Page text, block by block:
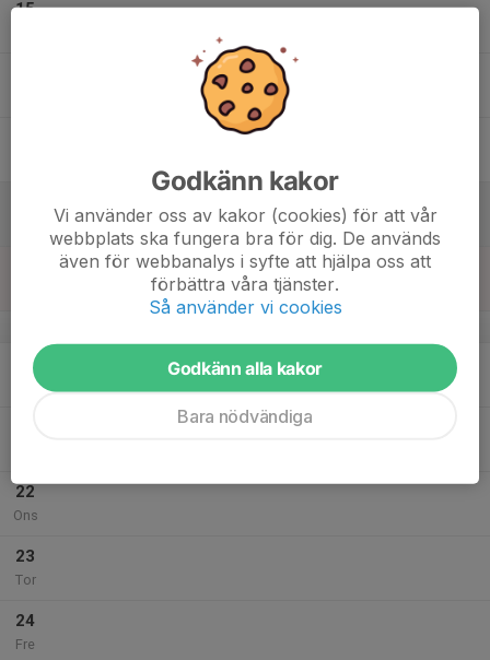
15
20
Mån
22
Ons
23
Tor
24
Fre
Godkänn kakor
Vi använder oss av kakor (cookies) för att vår
webbplats ska fungera bra för dig. De används
även för webbanalys i syfte att hjälpa oss att
förbättra våra tjänster.
Så använder vi cookies
Godkänn alla kakor
Bara nödvändiga